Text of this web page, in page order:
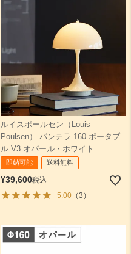
ルイスポールセン（Louis
Poulsen） パンテラ 160 ポータブ
ル V3 オパール・ホワイト
即納可能 送料無料
¥39,600税込
5.00（3）